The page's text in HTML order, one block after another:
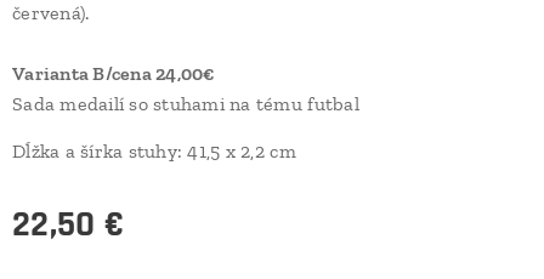
červená).
Varianta B/cena 24,00€
Sada medailí so stuhami na tému futbal
Dĺžka a šírka stuhy: 41,5 x 2,2 cm
22,50 €